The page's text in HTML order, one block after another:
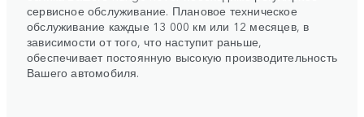
сервисное обслуживание. Плановое техническое
обслуживание каждые 13 000 км или 12 месяцев, в
зависимости от того, что наступит раньше,
обеспечивает постоянную высокую производительность
Вашего автомобиля.